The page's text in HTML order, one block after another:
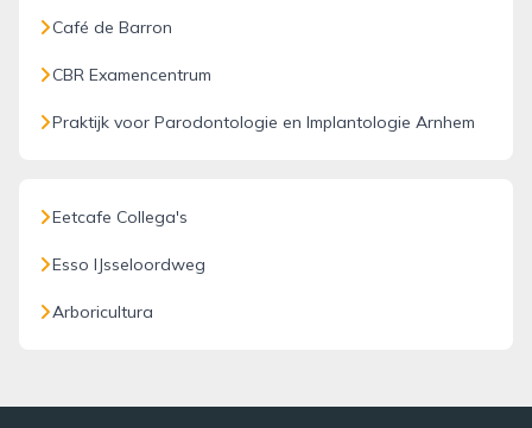
Café de Barron
CBR Examencentrum
Praktijk voor Parodontologie en Implantologie Arnhem
Eetcafe Collega's
Esso IJsseloordweg
Arboricultura